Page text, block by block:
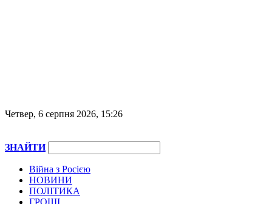
Четвер, 6 серпня 2026, 15:26
ЗНАЙТИ
Війна з Росією
НОВИНИ
ПОЛІТИКА
ГРОШІ